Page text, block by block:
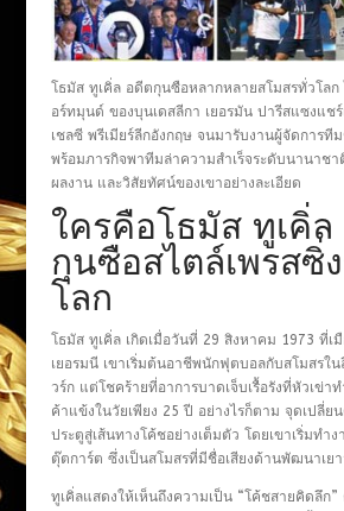
โธมัส ทูเคิ่ล อดีตกุนซือหลากหลายสโมสรทั่วโลก
อร์ทมุนด์ ของบุนเดสลีกา เยอรมัน ปารีสแซงแชร์
เชลซี พรีเมียร์ลีกอังกฤษ จนมารับงานผู้จัดการที
พร้อมภารกิจพาทีมล่าความสำเร็จระดับนานาชา
ผลงาน และวิสัยทัศน์ของเขาอย่างละเอียด
ใครคือโธมัส ทูเคิ่ล
กุนซือสไตล์เพรสซิ่
โลก
โธมัส ทูเคิ่ล เกิดเมื่อวันที่ 29 สิงหาคม 1973 ที่เ
เยอรมนี เขาเริ่มต้นอาชีพนักฟุตบอลกับสโมสรใน
วร์ก แต่โชคร้ายที่อาการบาดเจ็บเรื้อรังที่หัวเข่า
ค้าแข้งในวัยเพียง 25 ปี อย่างไรก็ตาม จุดเปลี่ย
ประตูสู่เส้นทางโค้ชอย่างเต็มตัว โดยเขาเริ่มทำ
ตุ๊ตการ์ต ซึ่งเป็นสโมสรที่มีชื่อเสียงด้านพัฒนาเย
ทูเคิ่ลแสดงให้เห็นถึงความเป็น “โค้ชสายคิดลึก”